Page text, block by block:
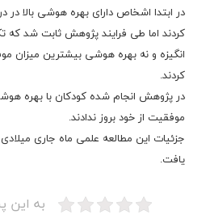
در ابتدا اشخاص دارای بهره هوشی بالا
کردند اما طی فرایند پژوهش ثابت شد که
انگیزه و نه بهره هوشی بیشترین میزان
کردند.
در پژوهش انجام شده کودکان با بهره
موفقیت از خود بروز ندادند.
یافت.
به این